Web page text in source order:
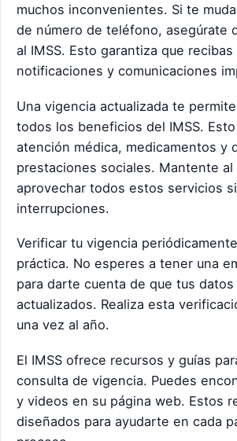
muchos inconvenientes. Si te
de número de teléfono, asegúrate
al IMSS. Esto garantiza que
notificaciones y comunicaciones
Una vigencia actualizada te
todos los beneficios del IMSS.
atención médica, medicamentos y
prestaciones sociales. Mantente al
aprovechar todos estos servicios
interrupciones.
Verificar tu vigencia
práctica. No esperes a tener una
para darte cuenta de que tus
actualizados. Realiza esta
una vez al año.
El IMSS ofrece recursos y guías
consulta de vigencia. Puedes
y videos en su página web. Estos
diseñados para ayudarte en cada